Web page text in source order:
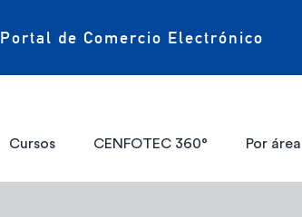
Portal de Comercio Electrónico
Cursos CENFOTEC 360° Por área